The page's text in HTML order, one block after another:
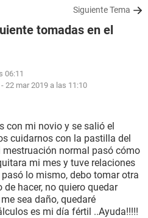
Siguiente Tema
tomadas en el
06:11
- 22 mar 2019 a las 11:10
con mi novio y se salió el
cuidarnos con la pastilla del
normal pasó cómo
mi mes y tuve relaciones
lo mismo, debo tomar otra
hacer, no quiero quedar
sea daño, quedaré
es mi día fértil ..Ayuda!!!!!